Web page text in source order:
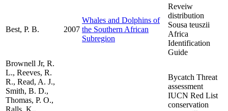
Best, P. B. 2007
Whales and Dolphins of
the Southern African
Subregion
Reveiw
distribution
Sousa teuszii
Africa
Identification
Guide
Brownell Jr, R.
L., Reeves, R.
R., Read, A. J.,
Smith, B. D.,
Thomas, P. O.,
Ralls, K.,
Bycatch Threat
assessment
IUCN Red List
conservation